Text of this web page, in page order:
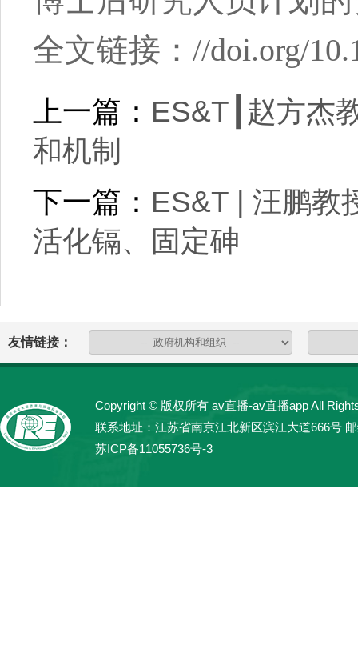
全文链接： //doi.org/
上一篇： ES&T┃赵方杰
和机制
下一篇： ES&T | 汪鹏教
活化镉、固定砷
友情链接：
Copyright © 版权所有 av直播-av直播app All
联系地址：江苏省南京江北新区滨江大道666号
苏ICP备11055736号-3